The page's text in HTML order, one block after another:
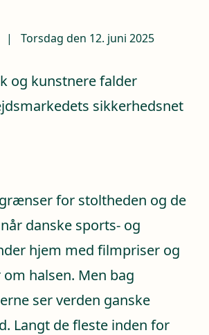
| Torsdag den 12. juni 2025
og kunstnere falder
sikkerhedsnet
for stoltheden og de
danske sports- og
hjem med filmpriser og
halsen. Men bag
ser verden ganske
Langt de fleste inden for